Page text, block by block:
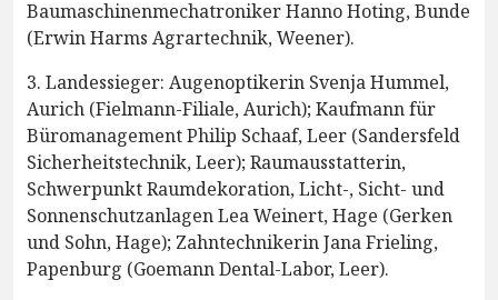
Baumaschinenmechatroniker Hanno Hoting, Bunde
(Erwin Harms Agrartechnik, Weener).
3. Landessieger: Augenoptikerin Svenja Hummel,
Aurich (Fielmann-Filiale, Aurich); Kaufmann für
Büromanagement Philip Schaaf, Leer (Sandersfeld
Sicherheitstechnik, Leer); Raumausstatterin,
Schwerpunkt Raumdekoration, Licht-, Sicht- und
Sonnenschutzanlagen Lea Weinert, Hage (Gerken
und Sohn, Hage); Zahntechnikerin Jana Frieling,
Papenburg (Goemann Dental-Labor, Leer).